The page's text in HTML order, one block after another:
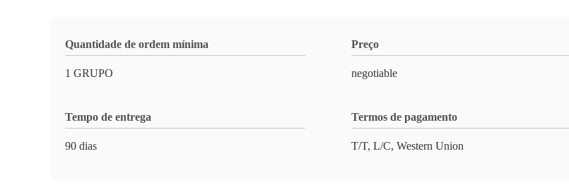
Quantidade de ordem mínima
1 GRUPO
Preço
negotiable
Tempo de entrega
90 dias
Termos de pagamento
T/T, L/C, Western Union